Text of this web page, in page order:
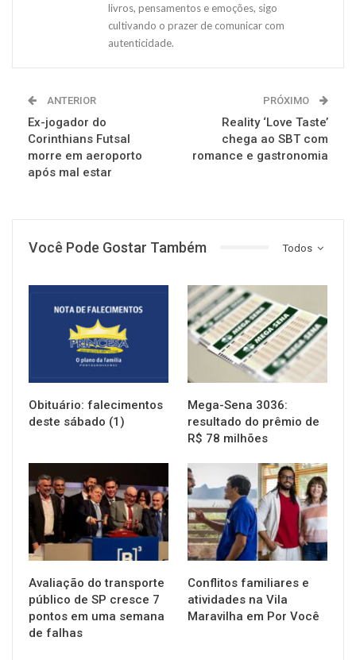
livros, pensamentos e emoções, sigo
cultivando o prazer de comunicar com
autenticidade.
ANTERIOR
Ex-jogador do
Corinthians Futsal
morre em aeroporto
após mal estar
PRÓXIMO
Reality ‘Love Taste’
chega ao SBT com
romance e gastronomia
Todos
Você Pode Gostar Também
Obituário: falecimentos
deste sábado (1)
NOTÍCIAS
Mega-Sena 3036:
resultado do prêmio de
R$ 78 milhões
NOTÍCIAS
Avaliação do transporte
público de SP cresce 7
pontos em uma semana
de falhas
Conflitos familiares e
atividades na Vila
Maravilha em Por Você